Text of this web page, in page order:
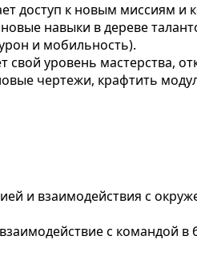
доступ к новым миссиям и
навыки в дереве
и мобильность).
свой уровень мастерства,
чертежи, крафтить
и взаимодействия с
с командой в